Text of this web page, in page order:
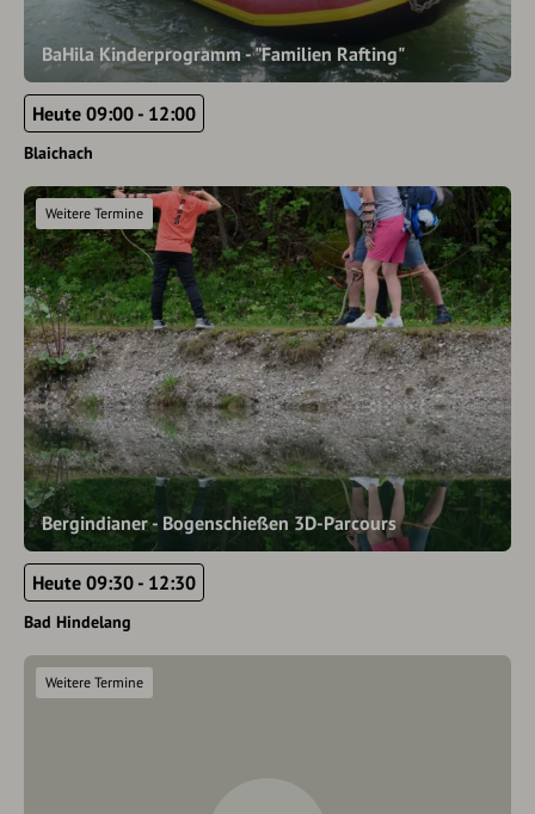
BaHila Kinderprogramm - "Familien Rafting"
Heute 09:00 - 12:00
Blaichach
Bergindianer - Bogenschießen 3D-Parcours
Weitere Termine
Heute 09:30 - 12:30
Bad Hindelang
Weitere Termine